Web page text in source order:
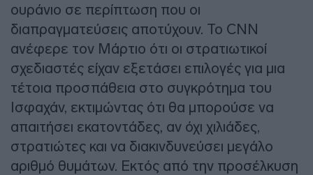
ουράνιο σε περίπτωση που οι
διαπραγματεύσεις αποτύχουν. Το CNN
ανέφερε τον Μάρτιο ότι οι στρατιωτικοί
σχεδιαστές είχαν εξετάσει επιλογές για μια
τέτοια προσπάθεια στο συγκρότημα του
Ισφαχάν, εκτιμώντας ότι θα μπορούσε να
απαιτήσει εκατοντάδες, αν όχι χιλιάδες,
στρατιώτες και να διακινδυνεύσει μεγάλο
αριθμό θυμάτων. Εκτός από την προσέλκυση